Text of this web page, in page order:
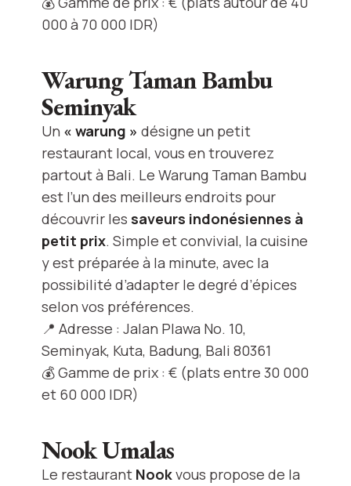
000 à 70 000 IDR)
Warung Taman Bambu
Seminyak
Un « warung » désigne un petit
restaurant local, vous en trouverez
partout à Bali. Le Warung Taman Bambu
est l’un des meilleurs endroits pour
découvrir les saveurs indonésiennes à
petit prix. Simple et convivial, la cuisine
y est préparée à la minute, avec la
possibilité d’adapter le degré d’épices
selon vos préférences.
📍 Adresse : Jalan Plawa No. 10,
Seminyak, Kuta, Badung, Bali 80361
💰 Gamme de prix : € (plats entre 30 000
et 60 000 IDR)
Nook Umalas
Le restaurant Nookvous propose de la